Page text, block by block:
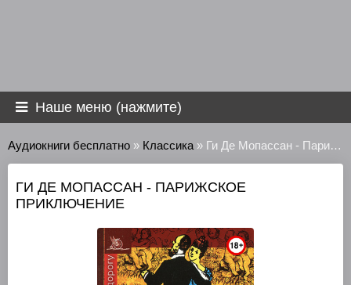
Наше меню (нажмите)
Аудиокниги бесплатно » Классика » Ги Де Мопассан - Парижское приключение
ГИ ДЕ МОПАССАН - ПАРИЖСКОЕ
ПРИКЛЮЧЕНИЕ